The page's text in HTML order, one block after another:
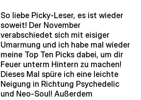
So liebe Picky-Leser, es ist wieder
soweit! Der November
verabschiedet sich mit eisiger
Umarmung und ich habe mal wieder
meine Top Ten Picks dabei, um dir
Feuer unterm Hintern zu machen!
Dieses Mal spüre ich eine leichte
Neigung in Richtung Psychedelic
und Neo-Soul! Außerdem